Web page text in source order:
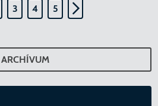
3 4 5
ARCHÍVUM